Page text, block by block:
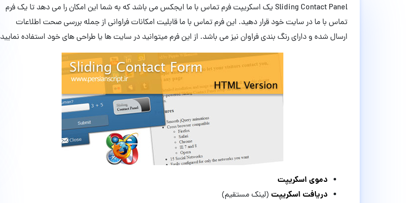
Sliding Contact Panel یک اسکریپت فرم تماس با ما ایجکس می باشد که به شما این امکان را می دهد تا یک فرم
تماس با ما در سایت خود قرار دهید. این فرم تماس با ما قابلیت امکانات فراوانی از جمله بررسی صحت اطلاعات
ارسال شده و دارای رنگ بندی فراوان نیز می باشد. از این فرم میتوانید در سایت ها یا طراحی های خود استفاده نمایید
دموی اسکریپت
دریافت اسکریپت (لینک مستقیم)